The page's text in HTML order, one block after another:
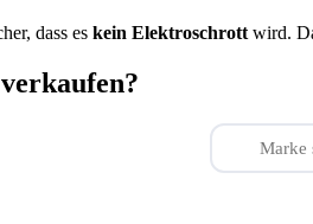
dass es kein Elektroschrott wird.